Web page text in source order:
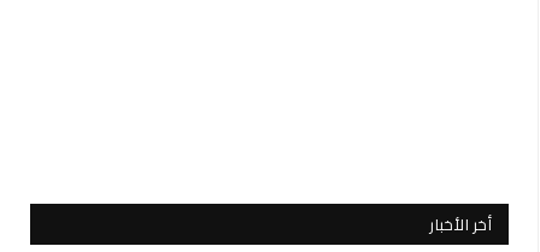
أخر الأخبار